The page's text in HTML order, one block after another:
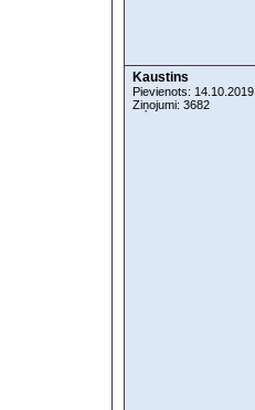
Kaustins
Pievienots: 14.10.2019
Ziņojumi: 3682